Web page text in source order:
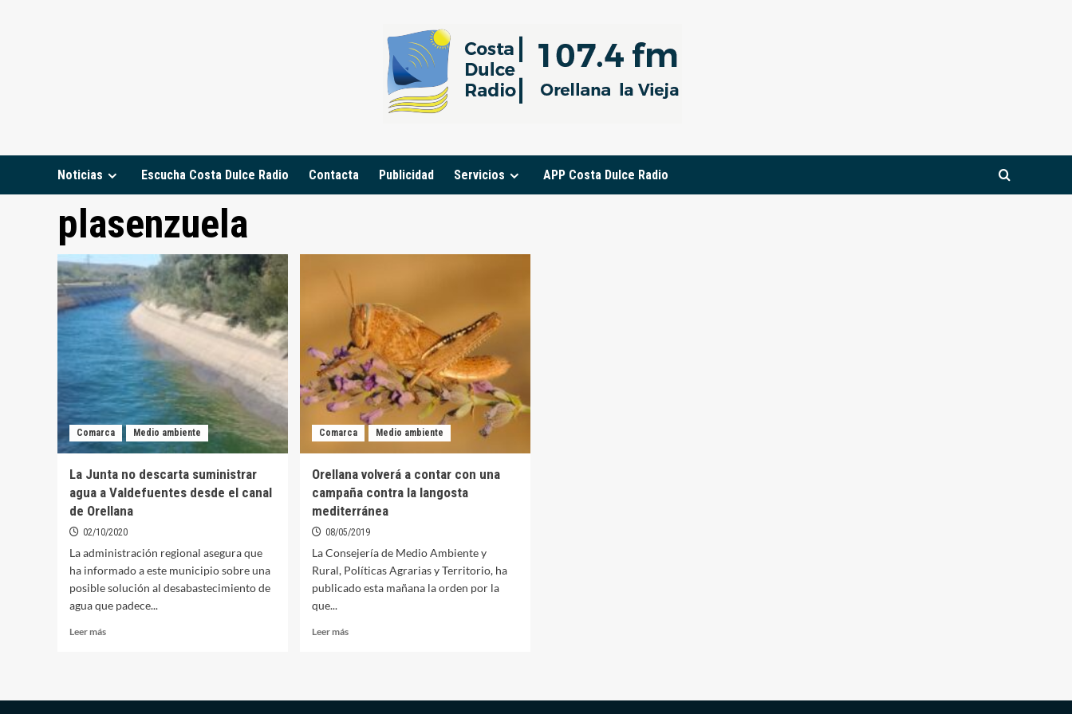
Noticias Escucha Costa Dulce Radio Contacta Publicidad Servicios APP Costa Dulce Radio
plasenzuela
Comarca Medio ambiente
La Junta no descarta suministrar
agua a Valdefuentes desde el canal
de Orellana
02/10/2020
La administración regional asegura que
ha informado a este municipio sobre una
posible solución al desabastecimiento de
agua que padece...
Leer másLeer
Comarca Medio ambiente
Orellana volverá a contar con una
campaña contra la langosta
mediterránea
08/05/2019
La Consejería de Medio Ambiente y
Rural, Políticas Agrarias y Territorio, ha
publicado esta mañana la orden por la
que...
Leer másLeer